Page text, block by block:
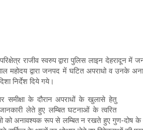
राजीव स्वरुप द्वारा पुलिस लाइन देहरादून में
महोदय द्वारा जनपद में घटित अपराधो व उनके
निर्देश दिये गये।
समीक्षा के दौरान अपराधों के खुलासे हेतु
लेते हुए लम्बित घटनाओं के त्वरित
को अनावश्यक रूप से लम्बित न रखते हुए गुण-दोष के